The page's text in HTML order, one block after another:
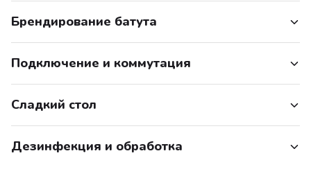
Брендирование батута
Подключение и коммутация
Сладкий стол
Дезинфекция и обработка